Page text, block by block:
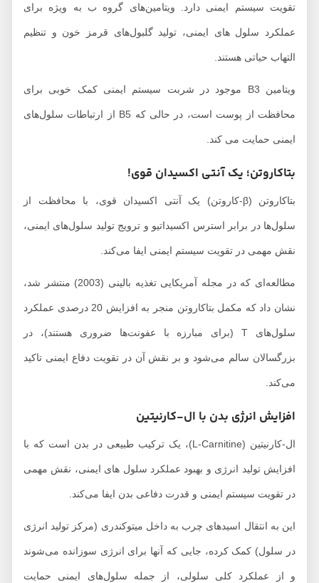
تقویت سیستم ایمنی دارد. ویتامین‌های گروه ب به ویژه برای
عملکرد سلول های ایمنی، تولید گلبول‌های قرمز خون و تنظیم
التهاب حیاتی هستند.
ویتامین B3 موجود در شربت سیستم ایمنی کمک خوبی برای
محافظت از پوست است، در حالی که B5 از ارتباطات سلول‌های
ایمنی حمایت می کند.
بتاکاروتن؛ یک آنتی اکسیدان قوی!
بتاکاروتن (β-کاروتن) یک آنتی اکسیدان قوی، با محافظت از
سلول‌ها در برابر استرس اکسیداتیو و ترویج تولید سلول‌های ایمنی،
نقش مهمی در تقویت سیستم ایمنی ایفا می‌کند.
مطالعه‌ای که در مجله آمریکایی تغذیه بالینی (2003) منتشر شد،
نشان داد که مکمل بتاکاروتن منجر به افزایش 20 درصدی عملکرد
سلول‌های T (برای مبارزه با عفونت‌ها ضروری هستند)، در
بزرگسالان سالم می‌شود و بر نقش آن در تقویت دفاع ایمنی تاکید
می‌کند.
افزایش انرژی بدن با ال-کارنیتین
ال-کارنیتین (L-Carnitine)، یک ترکیب طبیعی در بدن است که با
افزایش تولید انرژی و بهبود عملکرد سلول های ایمنی، نقش مهمی
در تقویت سیستم ایمنی و قدرت دفاعی بدن ایفا می‌کند.
این به انتقال اسیدهای چرب به داخل میتوکندری (مرکز تولید انرژی
در سلول) کمک کرده، جایی که آنها برای انرژی سوزانده می‌شوند
و از عملکرد کلی سلولی، از جمله سلول‌های ایمنی حمایت